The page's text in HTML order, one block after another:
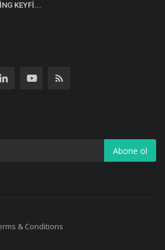
KEYFİ...
Abone ol
& Conditions